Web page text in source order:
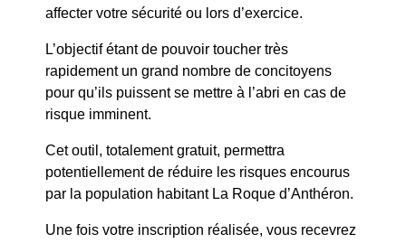
Matchs
9h : U15
Gymnase
12 octobre
affecter votre sécurité ou lors d’exercice.
L’objectif étant de pouvoir toucher très
rapidement un grand nombre de concitoyens
pour qu’ils puissent se mettre à l’abri en cas de
risque imminent.
Cet outil, totalement gratuit, permettra
potentiellement de réduire les risques encourus
par la population habitant La Roque d’Anthéron.
Une fois votre inscription réalisée, vous recevrez